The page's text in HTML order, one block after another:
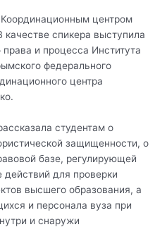
центром
спикера выступила
и процесса Института
федерального
центра
студентам о
защищенности, о
базе, регулирующей
действий для проверки
высшего образования, а
и персонала вуза при
и снаружи